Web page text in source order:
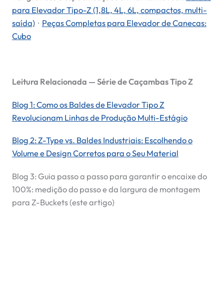
para Elevador Tipo-Z (1,8L, 4L, 6L, compactos, multi-
saída)· Peças Completas para Elevador de Canecas:
Cubo
Leitura Relacionada — Série de Caçambas Tipo Z
Blog 1: Como os Baldes de Elevador Tipo Z
Revolucionam Linhas de Produção Multi-Estágio
Blog 2: Z-Type vs. Baldes Industriais: Escolhendo o
Volume e Design Corretos para o Seu Material
Blog 3: Guia passo a passo para garantir o encaixe do
100%: medição do passo e da largura de montagem
para Z-Buckets (este artigo)